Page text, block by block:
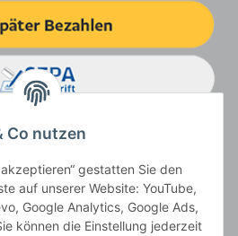
Co nutzen
gestatten Sie den
auf unserer Website: YouTube,
Google Analytics, Google Ads,
können die Einstellung jederzeit